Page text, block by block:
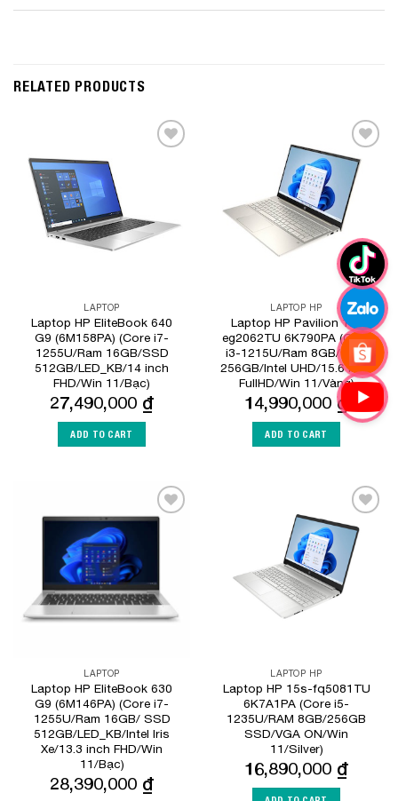
RELATED PRODUCTS
LAPTOP
Laptop HP EliteBook 640
G9 (6M158PA) (Core i7-
1255U/Ram 16GB/SSD
512GB/LED_KB/14 inch
FHD/Win 11/Bạc)
27,490,000 ₫
ADD TO CART
Add to
Wishlist
LAPTOP HP
Laptop HP Pavilion 15-
eg2062TU 6K790PA (Core
i3-1215U/Ram 8GB/SSD
256GB/Intel UHD/15.6 inch
FullHD/Win 11/Vàng)
14,990,000 ₫
ADD TO CART
LAPTOP
Laptop HP EliteBook 630
G9 (6M146PA) (Core i7-
1255U/Ram 16GB/ SSD
512GB/LED_KB/Intel Iris
Xe/13.3 inch FHD/Win
11/Bạc)
28,390,000 ₫
Add to
Wishlist
LAPTOP HP
Laptop HP 15s-fq5081TU
6K7A1PA (Core i5-
1235U/RAM 8GB/256GB
SSD/VGA ON/Win
11/Silver)
16,890,000 ₫